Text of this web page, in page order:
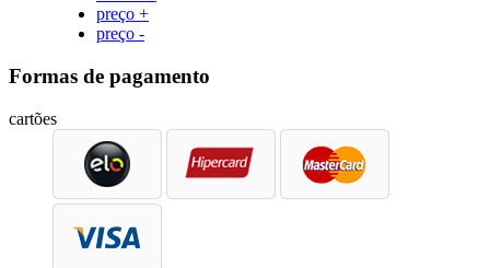
preço +
preço -
Formas de pagamento
cartões